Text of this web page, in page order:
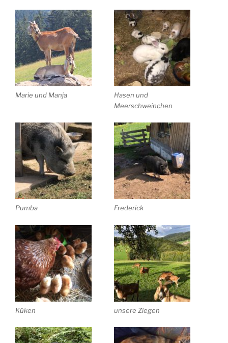
Marie und Manja
Hasen und
Meerschweinchen
Pumba Frederick
Küken unsere Ziegen